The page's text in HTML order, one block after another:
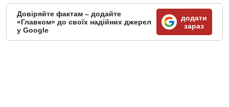
Довіряйте фактам – додайте
«Главком» до своїх надійних джерел
у Google
додати
зараз